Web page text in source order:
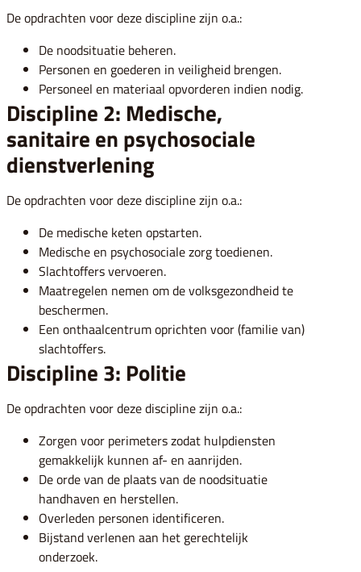
De opdrachten voor deze discipline zijn o.a.:
De noodsituatie beheren.
Personen en goederen in veiligheid brengen.
Personeel en materiaal opvorderen indien nodig.
Discipline 2: Medische,
sanitaire en psychosociale
dienstverlening
De opdrachten voor deze discipline zijn o.a.:
De medische keten opstarten.
Medische en psychosociale zorg toedienen.
Slachtoffers vervoeren.
Maatregelen nemen om de volksgezondheid te
beschermen.
Een onthaalcentrum oprichten voor (familie van)
slachtoffers.
Discipline 3: Politie
De opdrachten voor deze discipline zijn o.a.:
Zorgen voor perimeters zodat hulpdiensten
gemakkelijk kunnen af- en aanrijden.
De orde van de plaats van de noodsituatie
handhaven en herstellen.
Overleden personen identificeren.
Bijstand verlenen aan het gerechtelijk
onderzoek.